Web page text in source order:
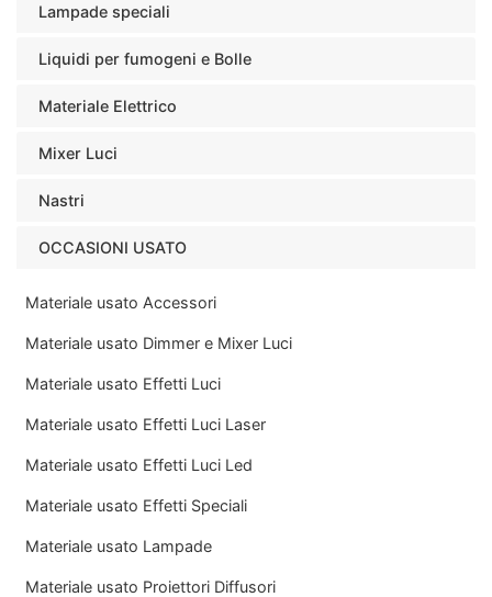
Lampade speciali
Liquidi per fumogeni e Bolle
Materiale Elettrico
Mixer Luci
Nastri
OCCASIONI USATO
Materiale usato Accessori
Materiale usato Dimmer e Mixer Luci
Materiale usato Effetti Luci
Materiale usato Effetti Luci Laser
Materiale usato Effetti Luci Led
Materiale usato Effetti Speciali
Materiale usato Lampade
Materiale usato Proiettori Diffusori